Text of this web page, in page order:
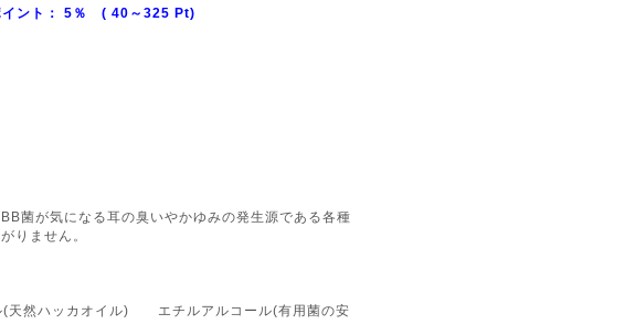
イント： 5％ ( 40～325 Pt)
菌が気になる耳の臭いやかゆみの発生源である各種
りません。
然ハッカオイル) エチルアルコール(有用菌の安